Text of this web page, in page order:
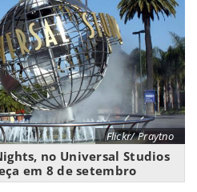
Flickr/ Praytno
no Universal Studios
em 8 de setembro